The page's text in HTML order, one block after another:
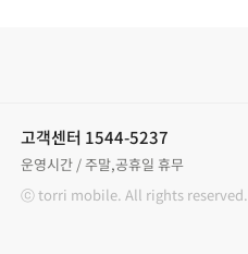
고객센터 1544-5237
운영시간 / 주말,공휴일 휴무
ⓒ torri mobile. All rights reserved.